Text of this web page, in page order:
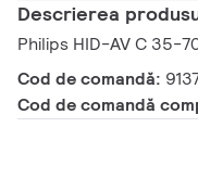
Descrierea
Philips HID-AV C 35-
Cod de comandă:
Cod de comandă